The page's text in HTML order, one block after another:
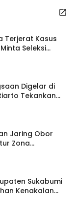
Terjerat Kasus
Seleksi
Digelar di
Tekankan
Jaring Obor
Zona
Sukabumi
Kenakalan